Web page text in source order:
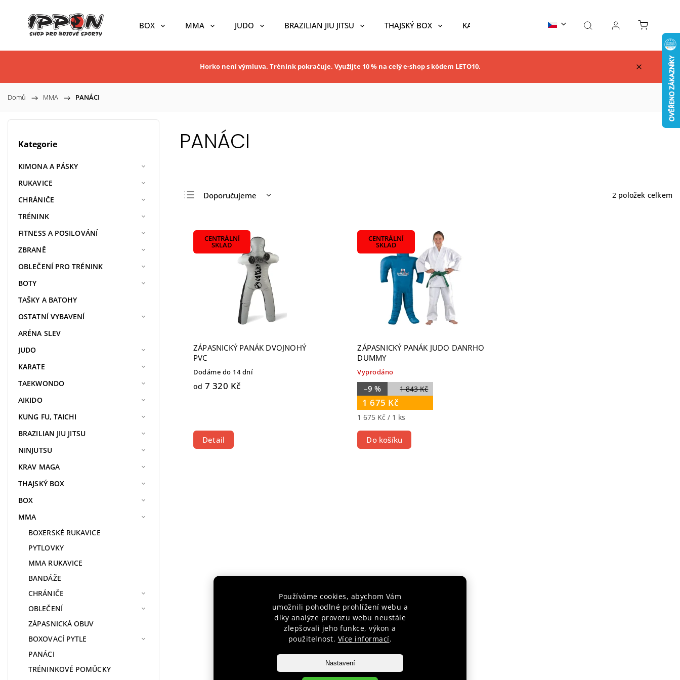
Používáme cookies, abychom Vám
umožnili pohodlné prohlížení webu a
díky analýze provozu webu neustále
zlepšovali jeho funkce, výkon a
použitelnost. Více informací.
Nastavení
BOX MMA JUDO BRAZILIAN JIU JITSU THAJSKÝ BOX KARATE TAEKWONDO AIKIDO
Horko není výmluva. Trénink pokračuje. Využijte 10 % na celý e-shop s kódem LETO10.
Domů / MMA / PANÁCI
Kategorie
KIMONA A PÁSKY
RUKAVICE
CHRÁNIČE
TRÉNINK
FITNESS A POSILOVÁNÍ
ZBRANĚ
OBLEČENÍ PRO TRÉNINK
BOTY
TAŠKY A BATOHY
OSTATNÍ VYBAVENÍ
ARÉNA SLEV
JUDO
KARATE
TAEKWONDO
AIKIDO
KUNG FU, TAICHI
BRAZILIAN JIU JITSU
NINJUTSU
KRAV MAGA
THAJSKÝ BOX
BOX
MMA
BOXERSKÉ RUKAVICE
PYTLOVKY
MMA RUKAVICE
BANDÁŽE
CHRÁNIČE
OBLEČENÍ
ZÁPASNICKÁ OBUV
BOXOVACÍ PYTLE
PANÁCI
TRÉNINKOVÉ POMŮCKY
PANÁCI
Doporučujeme
Nejdražší
Nejprodávanější
Abecedně
2 položek celkem
CENTRÁLNÍ
SKLAD
ZÁPASNICKÝ PANÁK DVOJNOHÝ
PVC
Dodáme do 14 dní
od 7 320 Kč
Detail
CENTRÁLNÍ
SKLAD
ZÁPASNICKÝ PANÁK JUDO DANRHO
DUMMY
Vyprodáno
1 843 Kč
–9 %
1 675 Kč
1 675 Kč / 1 ks
Do košíku